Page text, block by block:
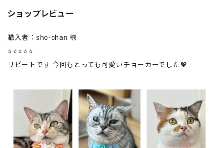
ショップレビュー
購入者：sho-chan 様
⭐⭐⭐⭐⭐
リピートです 今回もとっても可愛いチョーカーでした💖